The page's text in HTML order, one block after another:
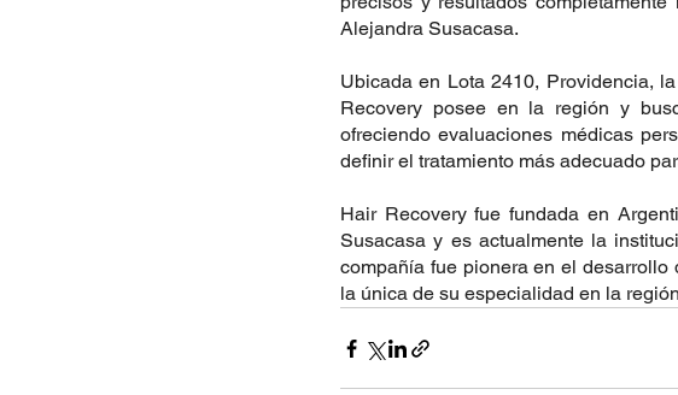
Alejandra Susacasa.
Ubicada en Lota 2410, Providencia,
Recovery posee en la región y
ofreciendo evaluaciones médicas
definir el tratamiento más adecuado
Hair Recovery fue fundada en
Susacasa y es actualmente la
compañía fue pionera en el
la única de su especialidad en la